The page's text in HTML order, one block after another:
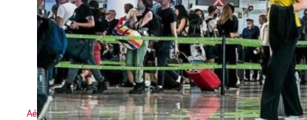
Aéroports européens : les grèves ne prennent pas de vacances